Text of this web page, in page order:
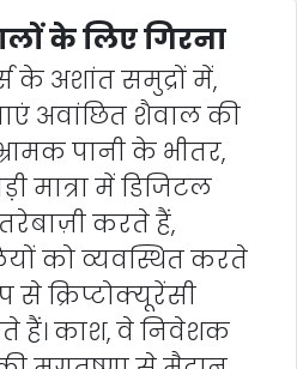
के लिए गिरना
के अशांत समुद्रों में,
अवांछित शैवाल की
पानी के भीतर,
मात्रा में डिजिटल
करते हैं,
को व्यवस्थित करते
क्रिप्टोक्यूरेंसी
हैं। काश, वे निवेशक